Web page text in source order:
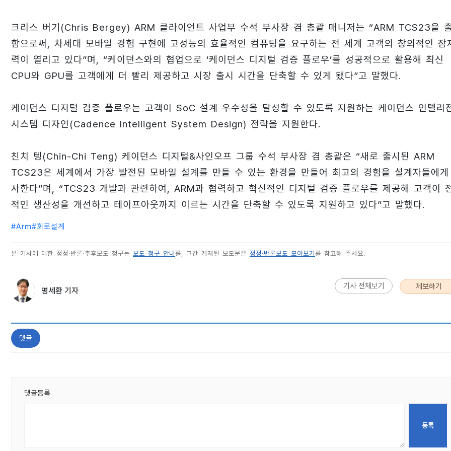
크리스 버기(Chris Bergey) ARM 클라이언트 사업부 수석 부사장 겸 총괄 매니저는 “ARM TCS23을 출
함으로써, 차세대 모바일 경험 구현에 고성능의 효율적인 컴퓨팅을 요구하는 전 세계 고객의 창의적인 잠
력이 열리고 있다”며, “케이던스와의 협업으로 ‘케이던스 디지털 검증 플로우’를 성공적으로 활용해 최신
CPU와 GPU를 고객에게 더 빨리 제공하고 시장 출시 시간을 단축할 수 있게 됐다”고 말했다.
케이던스 디지털 검증 플로우는 고객이 SoC 설계 우수성을 달성할 수 있도록 지원하는 케이던스 인텔리
시스템 디자인(Cadence Intelligent System Design) 전략을 지원한다.
친치 텡(Chin-Chi Teng) 케이던스 디지털&사인오프 그룹 수석 부사장 겸 총괄은 “새로 출시된 ARM
TCS23은 세계에서 가장 발전된 모바일 설계를 만들 수 있는 환경을 만들어 최고의 경험을 설계자들에게
사한다”며, “TCS23 개발과 관련하여, ARM과 협력하고 혁신적인 디지털 검증 플로우를 제공해 고객이
적인 생산성을 개선하고 테이프아웃까지 이르는 시간을 단축할 수 있도록 지원하고 있다”고 말했다.
#Arm#회로설계
본 기사에 대한 정정·반론·추후보도 청구는 보도 청구 안내 를, 그간 게재된 보도문은 정정·반론보도 모아보기 를 참고해 주세요.
명세환 기자 기사 전체보기 제보하기
댓글
댓글등록